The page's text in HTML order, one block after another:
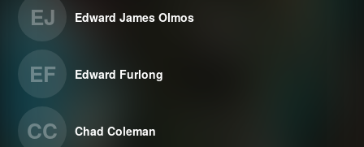
EJ Edward James Olmos
EF Edward Furlong
CC Chad Coleman